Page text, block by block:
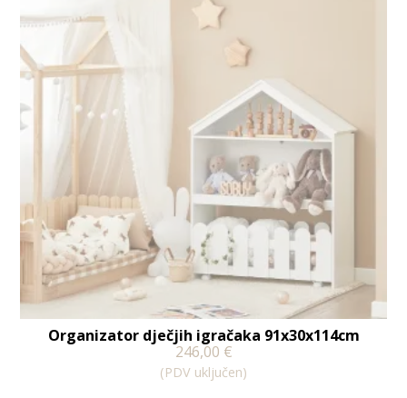
Organizator dječjih igračaka 91x30x114cm
246,00 €
(PDV uključen)